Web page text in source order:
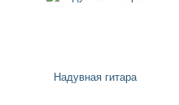
Надувная гитара